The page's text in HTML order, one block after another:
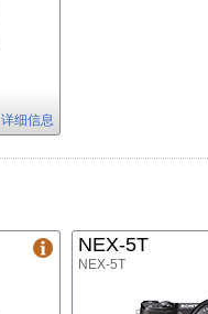
详细信息
NEX-5T
NEX-5T